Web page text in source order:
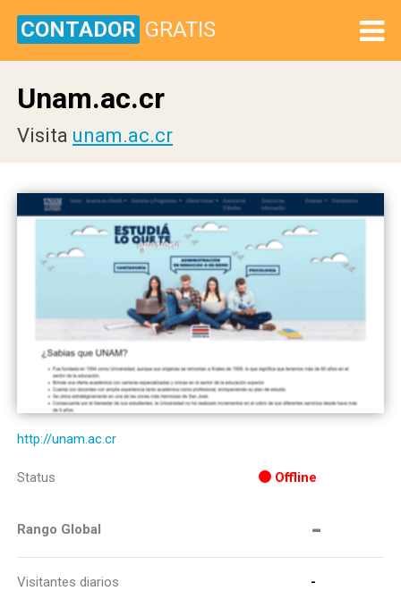
CONTADOR GRATIS
Unam.ac.cr
Visita unam.ac.cr
http://unam.ac.cr
Status Offline
Rango Global -
Visitantes diarios
-